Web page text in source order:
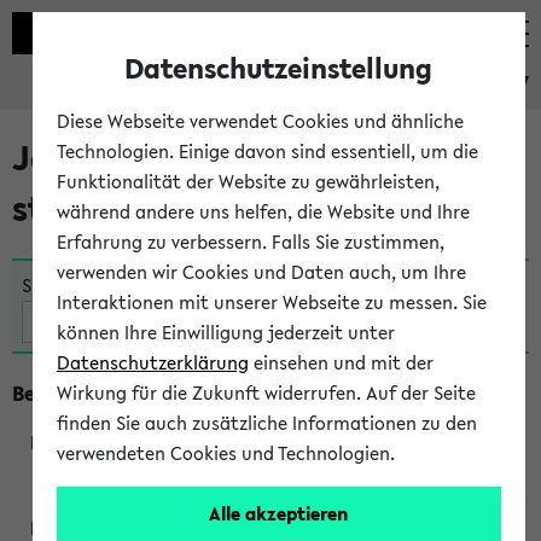
eKVV
Jetzt und in Kürze
stattfindende Veranstaltungen
Suche:
Beginn um 8 Uhr
Datenschutzeinstellung
Diese Webseite verwendet Cookies und ähnliche
Technologien. Einige davon sind essentiell, um die
Funktionalität der Website zu gewährleisten,
während andere uns helfen, die Website und Ihre
Erfahrung zu verbessern. Falls Sie zustimmen,
verwenden wir Cookies und Daten auch, um Ihre
Interaktionen mit unserer Webseite zu messen. Sie
können Ihre Einwilligung jederzeit unter
Datenschutzerklärung einsehen und mit der
Wirkung für die Zukunft widerrufen. Auf der Seite
finden Sie auch zusätzliche Informationen zu den
verwendeten Cookies und Technologien.
Alle akzeptieren